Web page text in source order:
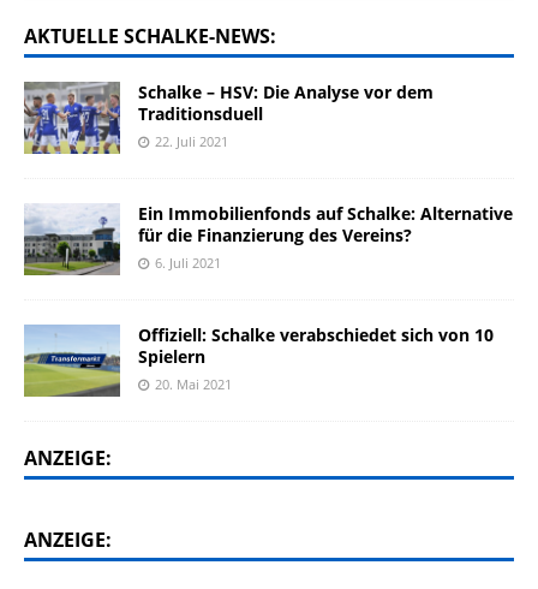
AKTUELLE SCHALKE-NEWS:
Schalke – HSV: Die Analyse vor dem
Traditionsduell
22. Juli 2021
Ein Immobilienfonds auf Schalke: Alternative
für die Finanzierung des Vereins?
6. Juli 2021
Offiziell: Schalke verabschiedet sich von 10
Spielern
20. Mai 2021
ANZEIGE:
ANZEIGE: